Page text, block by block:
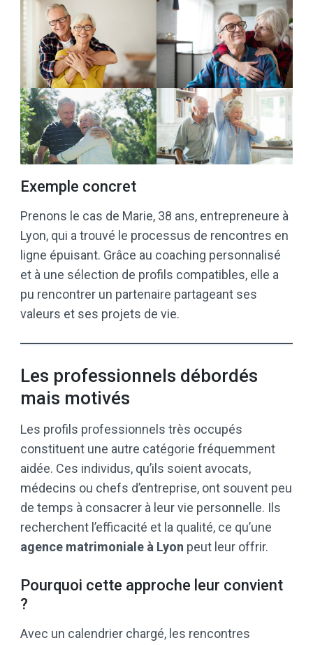
Exemple concret
Prenons le cas de Marie, 38 ans, entrepreneure à
Lyon, qui a trouvé le processus de rencontres en
ligne épuisant. Grâce au coaching personnalisé
et à une sélection de profils compatibles, elle a
pu rencontrer un partenaire partageant ses
valeurs et ses projets de vie.
Les professionnels débordés
mais motivés
Les profils professionnels très occupés
constituent une autre catégorie fréquemment
aidée. Ces individus, qu’ils soient avocats,
médecins ou chefs d’entreprise, ont souvent peu
de temps à consacrer à leur vie personnelle. Ils
recherchent l’efficacité et la qualité, ce qu’une
agence matrimoniale à Lyon peut leur offrir.
Pourquoi cette approche leur convient
?
Avec un calendrier chargé, les rencontres